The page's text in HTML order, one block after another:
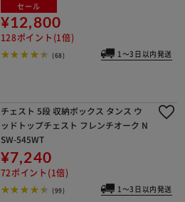
セール
¥12,800
128ポイント(1倍)
(68) 1～3日以内発送
チェスト 5段 収納ボックス タンス ウ
ッドトップチェスト フレンチオーク N
SW-545WT
¥7,240
72ポイント(1倍)
(99) 1～3日以内発送